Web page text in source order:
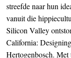
streefde naar hun
vanuit die
Silicon Valley
California:
Hertogenbosch.